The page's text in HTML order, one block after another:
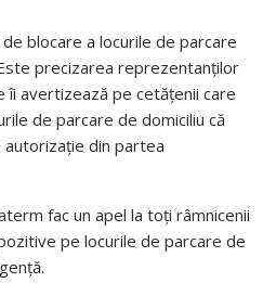
blocare a locurile de parcare
precizarea reprezentanților
îi avertizează pe cetățenii care
de parcare de domiciliu că
din partea
fac un apel la toți râmnicenii
pe locurile de parcare de